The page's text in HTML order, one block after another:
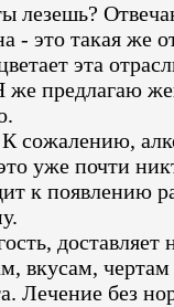
лезешь?
это такая же
эта
же предлагаю
сожалению,
уже почти
к появлению
вкусам, чертам
Лечение без